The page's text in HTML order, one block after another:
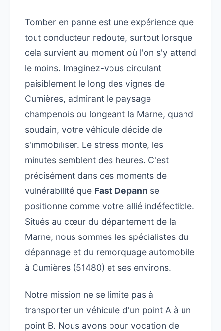
Tomber en panne est une expérience que
tout conducteur redoute, surtout lorsque
cela survient au moment où l'on s'y attend
le moins. Imaginez-vous circulant
paisiblement le long des vignes de
Cumières, admirant le paysage
champenois ou longeant la Marne, quand
soudain, votre véhicule décide de
s'immobiliser. Le stress monte, les
minutes semblent des heures. C'est
précisément dans ces moments de
vulnérabilité que Fast Depann se
positionne comme votre allié indéfectible.
Situés au cœur du département de la
Marne, nous sommes les spécialistes du
dépannage et du remorquage automobile
à Cumières (51480) et ses environs.
Notre mission ne se limite pas à
transporter un véhicule d'un point A à un
point B. Nous avons pour vocation de